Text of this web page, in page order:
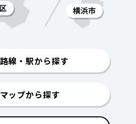
路線・駅から探す
マップから探す